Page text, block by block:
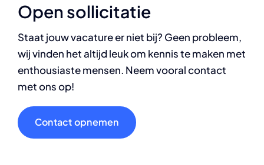
Open sollicitatie
Staat jouw vacature er niet bij? Geen probleem,
wij vinden het altijd leuk om kennis te maken met
enthousiaste mensen. Neem vooral contact
met ons op!
Contact opnemen